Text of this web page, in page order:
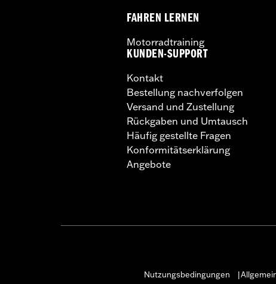
FAHREN LERNEN
Motorradtraining
KUNDEN-SUPPORT
Kontakt
Bestellung nachverfolgen
Versand und Zustellung
Rückgaben und Umtausch
Häufig gestellte Fragen
Konformitätserklärung
Angebote
Nutzungsbedingungen